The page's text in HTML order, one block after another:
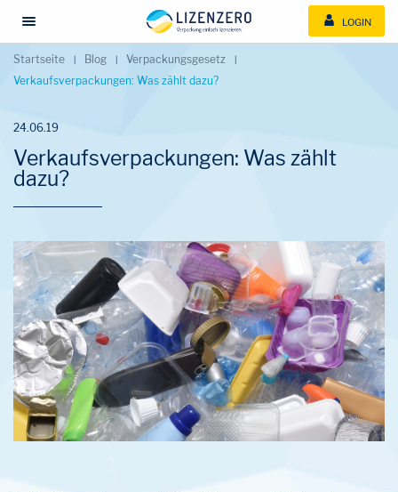
Menü öffnen/schließen LOGIN
Startseite Blog
Verpackungsgesetz
Verkaufsverpackungen: Was zählt dazu?
24.06.19
Verkaufsverpackungen: Was zählt
dazu?